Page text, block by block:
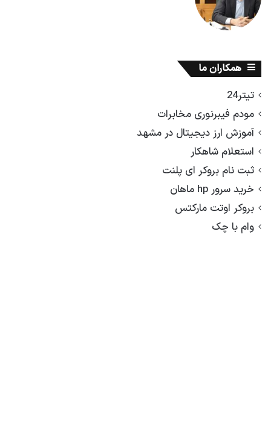
همکاران ما
تیتر24
مودم فیبرنوری مخابرات
آموزش ارز دیجیتال در مشهد
استعلام شاهکار
ثبت نام بروکر ای پلنت
خرید سرور hp ماهان
بروکر اوتت مارکتس
وام با چک